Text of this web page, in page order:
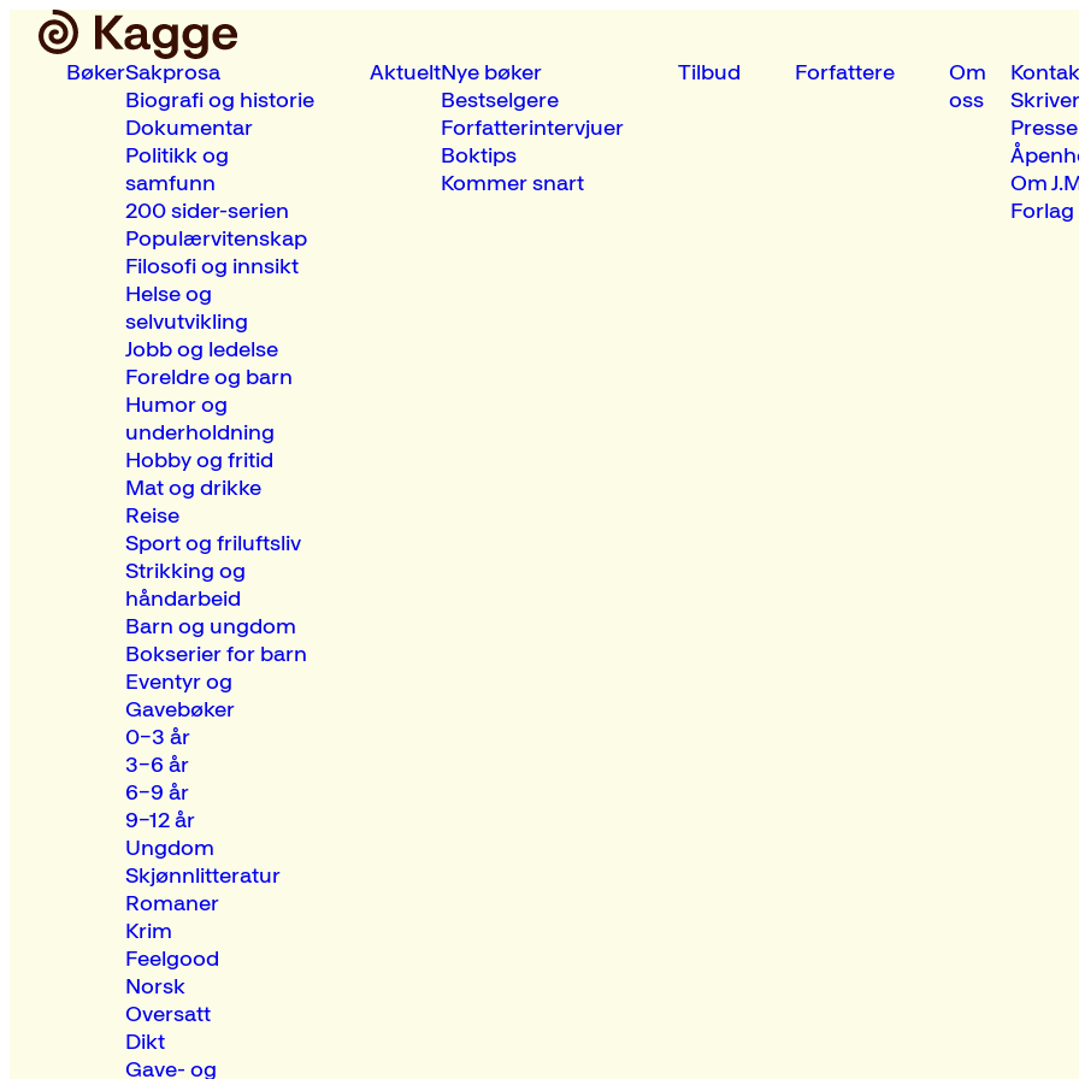
BøkerSakprosa
Biografi og historie
Dokumentar
Politikk og
samfunn
200 sider-serien
Populærvitenskap
Filosofi og innsikt
Helse og
selvutvikling
Jobb og ledelse
Foreldre og barn
Humor og
underholdning
Hobby og fritid
Mat og drikke
Reise
Sport og friluftsliv
Strikking og
håndarbeid
Barn og ungdom
Bokserier for barn
Eventyr og
Gavebøker
0–3 år
3–6 år
6–9 år
9–12 år
Ungdom
Skjønnlitteratur
Romaner
Krim
Feelgood
Norsk
Oversatt
Dikt
Gave- og
AktueltNye bøker
Bestselgere
Forfatterintervjuer
Boktips
Kommer snart
Tilbud Forfattere
Om
oss
Presse
Om
Forlag